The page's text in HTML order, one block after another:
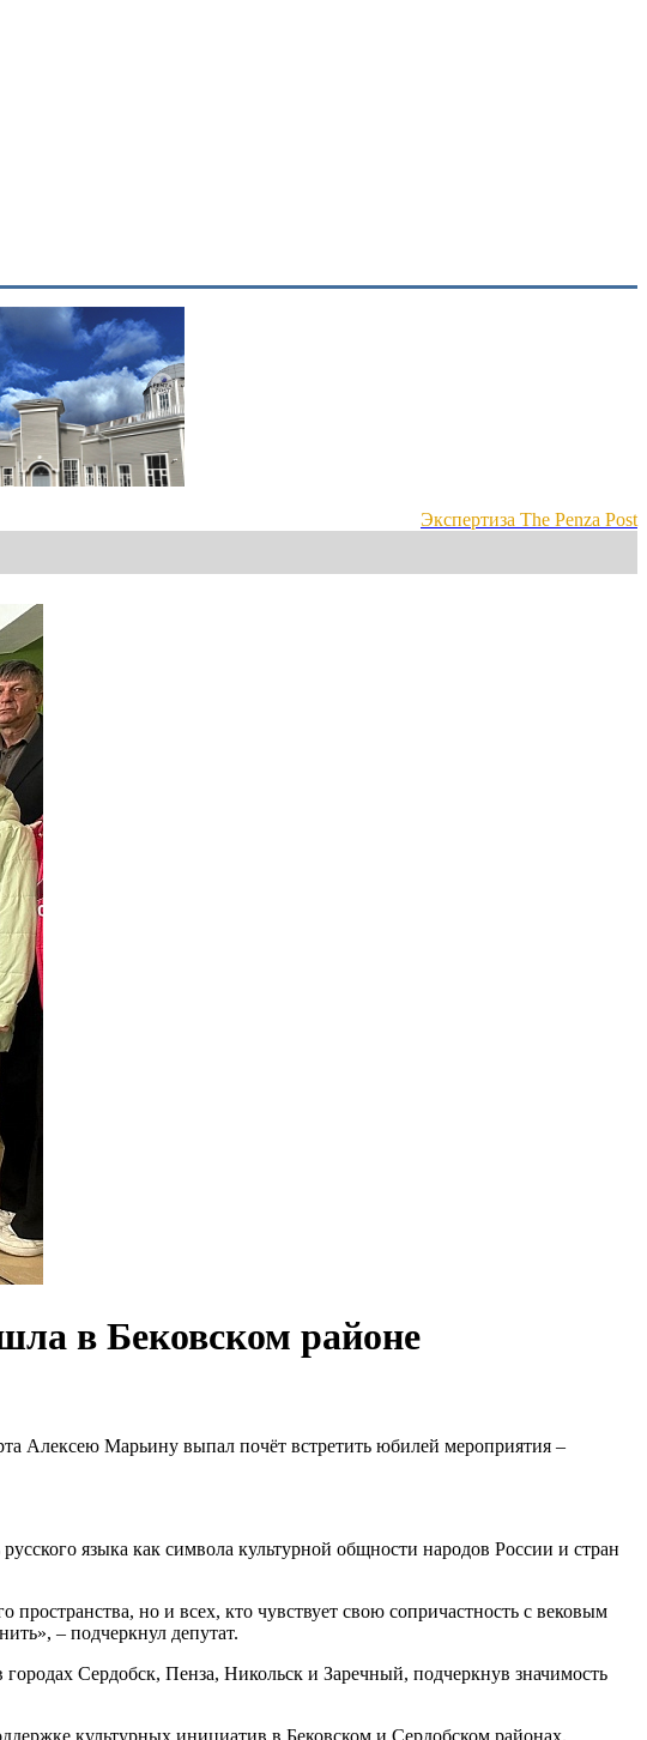
Экспертиза The Penza Post
в Бековском районе
Алексею Марьину выпал почёт встретить юбилей мероприятия –
языка как символа культурной общности народов России и стран
но и всех, кто чувствует свою сопричастность с вековым
– подчеркнул депутат.
Сердобск, Пенза, Никольск и Заречный, подчеркнув значимость
культурных инициатив в Бековском и Сердобском районах.